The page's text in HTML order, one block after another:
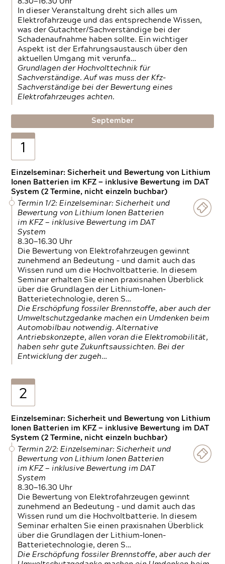
In dieser Veranstaltung dreht sich alles um
Elektrofahrzeuge und das entsprechende Wissen,
was der Gutachter/Sachverständige bei der
Schadenaufnahme haben sollte. Ein wichtiger
Aspekt ist der Erfahrungsaustausch über den
aktuellen Umgang mit verunfa…
Grundlagen der Hochvolttechnik für
Sachverständige. Auf was muss der Kfz-
Sachverständige bei der Bewertung eines
Elektrofahrzeuges achten.
September
1
Einzelseminar: Sicherheit und Bewertung von Lithium
Ionen Batterien im KFZ — inklusive Bewertung im DAT
System (2 Termine, nicht einzeln buchbar)
Termin 1/2: Einzelseminar: Sicherheit und
Bewertung von Lithium Ionen Batterien
im KFZ — inklusive Bewertung im DAT
System
8.30—16.30 Uhr
Die Bewertung von Elektrofahrzeugen gewinnt
zunehmend an Bedeutung – und damit auch das
Wissen rund um die Hochvoltbatterie. In diesem
Seminar erhalten Sie einen praxisnahen Überblick
über die Grundlagen der Lithium-Ionen-
Batterietechnologie, deren S…
Die Erschöpfung fossiler Brennstoffe, aber auch der
Umweltschutzgedanke machen ein Umdenken beim
Automobilbau notwendig. Alternative
Antriebskonzepte, allen voran die Elektromobilität,
haben sehr gute Zukunftsaussichten. Bei der
Entwicklung der zugeh…
2
Einzelseminar: Sicherheit und Bewertung von Lithium
Ionen Batterien im KFZ — inklusive Bewertung im DAT
System (2 Termine, nicht einzeln buchbar)
Termin 2/2: Einzelseminar: Sicherheit und
Bewertung von Lithium Ionen Batterien
im KFZ — inklusive Bewertung im DAT
System
8.30—16.30 Uhr
Die Bewertung von Elektrofahrzeugen gewinnt
zunehmend an Bedeutung – und damit auch das
Wissen rund um die Hochvoltbatterie. In diesem
Seminar erhalten Sie einen praxisnahen Überblick
über die Grundlagen der Lithium-Ionen-
Batterietechnologie, deren S…
Die Erschöpfung fossiler Brennstoffe, aber auch der